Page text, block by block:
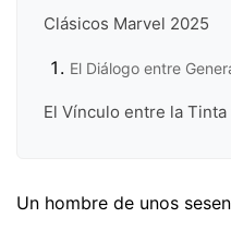
Clásicos Marvel 2025
El Diálogo entre
El Vínculo entre la
Un hombre de unos